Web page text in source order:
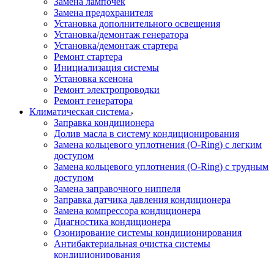
Замена предохранителя
Установка дополнительного освещения
Установка/демонтаж генератора
Установка/демонтаж стартера
Ремонт стартера
Инициализация системы
Установка ксенона
Ремонт электропроводки
Ремонт генератора
Климатическая система
Заправка кондиционера
Долив масла в систему кондиционирования
Замена кольцевого уплотнения (O-Ring) с легким
доступом
Замена кольцевого уплотнения (O-Ring) с трудным
доступом
Замена заправочного ниппеля
Заправка датчика давления кондиционера
Замена компрессора кондиционера
Диагностика кондиционера
Озонирование системы кондиционирования
Антибактериальная очистка системы
кондиционирования